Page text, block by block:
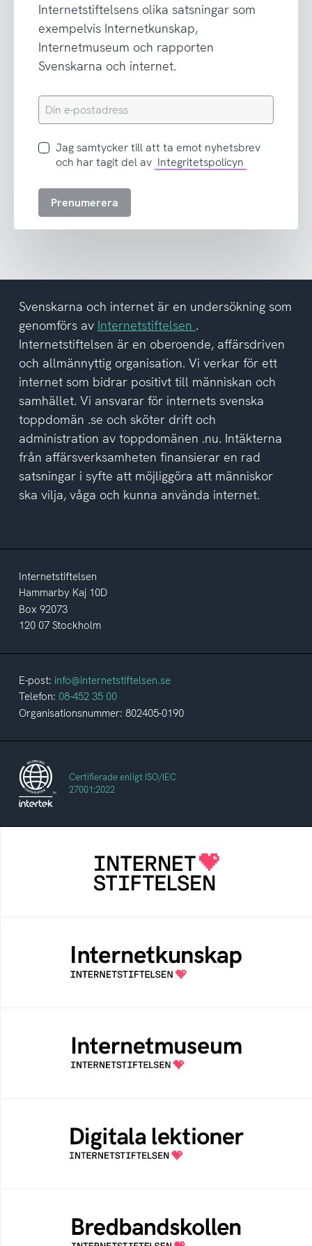
Internetstiftelsens olika satsningar som
exempelvis Internetkunskap,
Internetmuseum och rapporten
Svenskarna och internet.
Din
e-
Jag
samtycker
att
del
av
integritetspolicyn
Jag samtycker till att ta emot nyhetsbrev
och har tagit del av Integritetspolicyn
Prenumerera
Svenskarna och internet är en undersökning som
genomförs av Internetstiftelsen .
Internetstiftelsen är en oberoende, affärsdriven
och allmännyttig organisation. Vi verkar för ett
internet som bidrar positivt till människan och
samhället. Vi ansvarar för internets svenska
toppdomän .se och sköter drift och
administration av toppdomänen .nu. Intäkterna
från affärsverksamheten finansierar en rad
satsningar i syfte att möjliggöra att människor
ska vilja, våga och kunna använda internet.
Internetstiftelsen
Hammarby Kaj 10D
Box 92073
120 07 Stockholm
E-post: info@internetstiftelsen.se
Telefon: 08-452 35 00
Organisationsnummer: 802405-0190
Certifierade enligt ISO/IEC
27001:2022
Internetstiftelsen verkar för ett internet som
bidrar positivt till människan och samhället
Samlad kunskap som hjälper dig att bli en
säker och medveten internetanvändare
Ett digitalt museum som byggts, och kureras
av Internetstiftelsen
Öppen digital lärresurs med färdiga lektioner
för alla stadier i grundskolan
Bredbandskollen är ett oberoende
konsumentverktyg som drivs av